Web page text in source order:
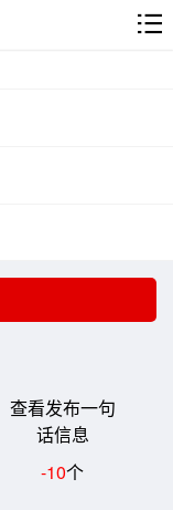
查看发布一句
话信息
-10个